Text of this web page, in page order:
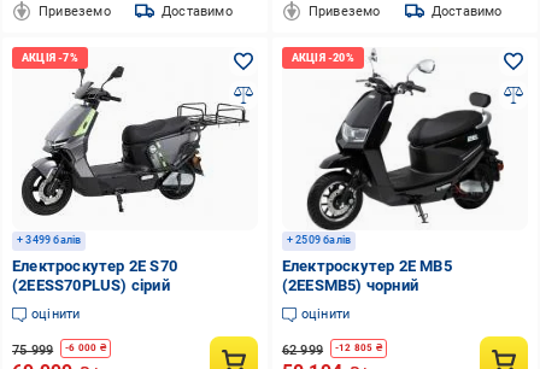
Привеземо Доставимо Привеземо Доставимо
+ 3499 балів
Електроскутер 2E S70
(2EESS70PLUS) сірий
оцінити
75 999 -6 000 ₴
+ 2509 балів
Електроскутер 2E MB5
(2EESMB5) чорний
оцінити
62 999 -12 805 ₴